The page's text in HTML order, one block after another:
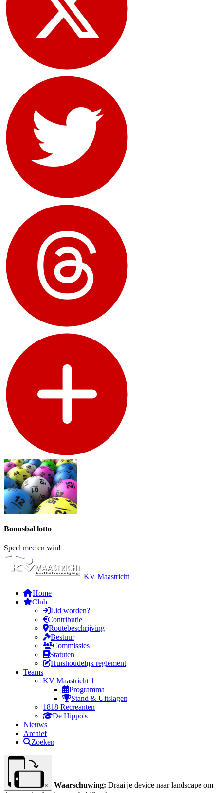
Bonusbal lotto
Speel mee en win!
KV Maastricht
Home
Club
Lid worden?
Contributie
Routebeschrijving
Bestuur
Commissies
Statuten
Huishoudelijk reglement
Teams
KV Maastricht 1
Programma
Stand & Uitslagen
1818 Recreanten
De Hippo's
Nieuws
Archief
Zoeken
× Waarschuwing: Draai je device naar landscape om